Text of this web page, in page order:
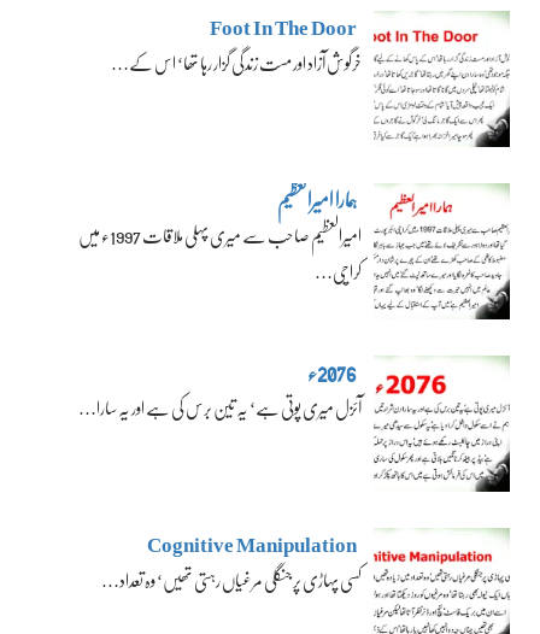
Foot In The Door
خرگوش آزاد اور مست زندگی گزار رہا تھا‘ اس کے…
ہمارا امیرالعظیم
امیرالعظیم صاحب سے میری پہلی ملاقات 1997ء میں
کراچی…
2076ء
آئزل میری پوتی ہے‘ یہ تین برس کی ہے اور یہ سارا…
Cognitive Manipulation
کسی پہاڑی پر جنگلی مرغیاں رہتی تھیں‘ وہ تعداد…